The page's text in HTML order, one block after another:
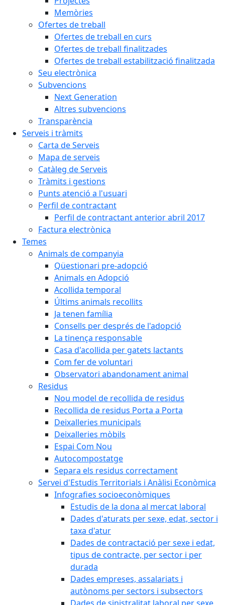
Memòries
Ofertes de treball
Ofertes de treball en curs
Ofertes de treball finalitzades
Ofertes de treball estabilització finalitzada
Seu electrònica
Subvencions
Next Generation
Altres subvencions
Transparència
Serveis i tràmits
Carta de Serveis
Mapa de serveis
Catàleg de Serveis
Tràmits i gestions
Punts atenció a l'usuari
Perfil de contractant
Perfil de contractant anterior abril 2017
Factura electrònica
Temes
Animals de companyia
Qüestionari pre-adopció
Animals en Adopció
Acollida temporal
Últims animals recollits
Ja tenen família
Consells per després de l'adopció
La tinença responsable
Casa d'acollida per gatets lactants
Com fer de voluntari
Observatori abandonament animal
Residus
Nou model de recollida de residus
Recollida de residus Porta a Porta
Deixalleries municipals
Deixalleries mòbils
Espai Com Nou
Autocompostatge
Separa els residus correctament
Servei d'Estudis Territorials i Anàlisi Econòmica
Infografies socioeconòmiques
Estudis de la dona al mercat laboral
Dades d'aturats per sexe, edat, sector i
taxa d'atur
Dades de contractació per sexe i edat,
tipus de contracte, per sector i per
durada
Dades empreses, assalariats i
autònoms per sectors i subsectors